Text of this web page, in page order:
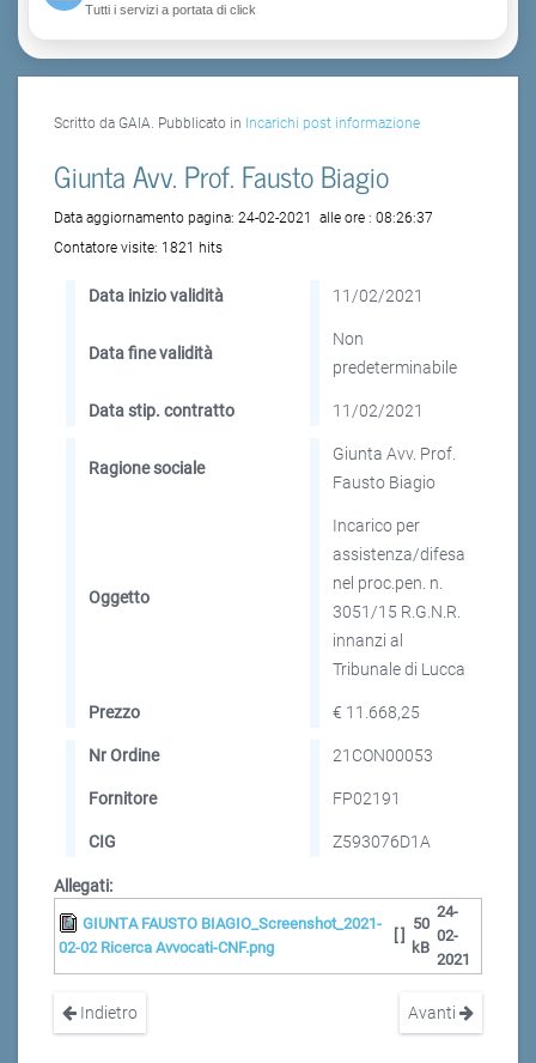
Tutti i servizi a portata di click
Scritto da GAIA. Pubblicato in Incarichi post informazione
Giunta Avv. Prof. Fausto Biagio
Data aggiornamento pagina: 24-02-2021 alle ore : 08:26:37
Contatore visite: 1821 hits
Data inizio validità 11/02/2021
Data fine validità
Non
predeterminabile
Data stip. contratto 11/02/2021
Ragione sociale
Giunta Avv. Prof.
Fausto Biagio
Oggetto
Incarico per
assistenza/difesa
nel proc.pen. n.
3051/15 R.G.N.R.
innanzi al
Tribunale di Lucca
Prezzo € 11.668,25
Nr Ordine 21CON00053
Fornitore FP02191
CIG Z593076D1A
Allegati:
GIUNTA FAUSTO BIAGIO_Screenshot_2021-
02-02 Ricerca Avvocati-CNF.png
50
kB
24-
02-
2021
Indietro Avanti